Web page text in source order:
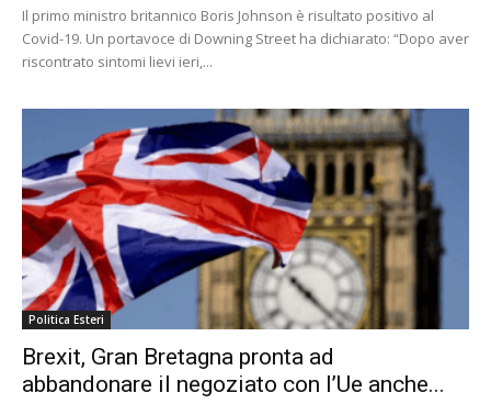
Il primo ministro britannico Boris Johnson è risultato positivo al
Covid-19. Un portavoce di Downing Street ha dichiarato: “Dopo aver
riscontrato sintomi lievi ieri,...
Politica Esteri
Brexit, Gran Bretagna pronta ad
abbandonare il negoziato con l’Ue anche...